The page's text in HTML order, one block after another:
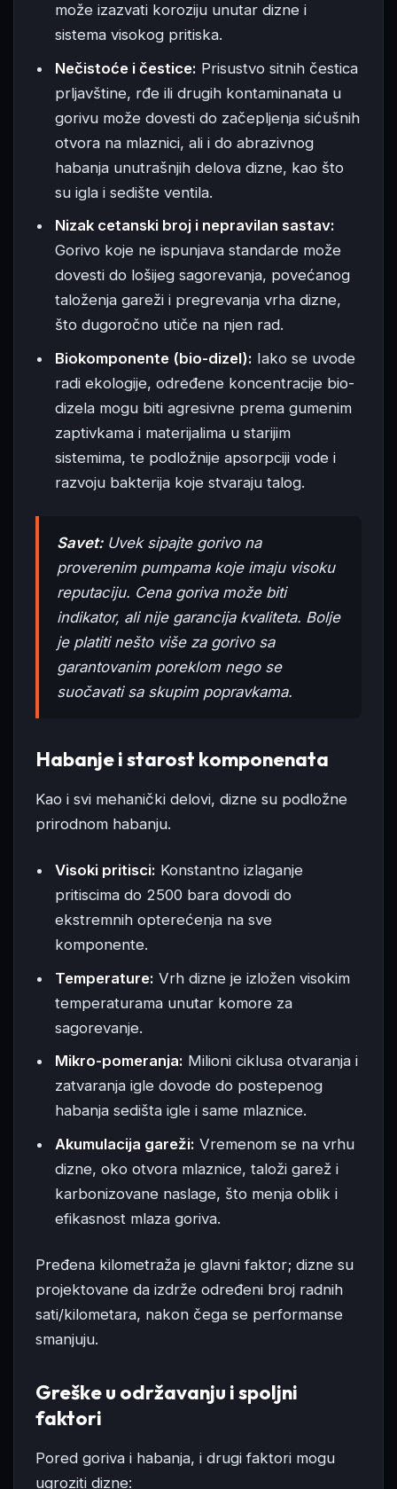
može izazvati koroziju unutar dizne i
sistema visokog pritiska.
Nečistoće i čestice: Prisustvo sitnih čestica
prljavštine, rđe ili drugih kontaminanata u
gorivu može dovesti do začepljenja sićušnih
otvora na mlaznici, ali i do abrazivnog
habanja unutrašnjih delova dizne, kao što
su igla i sedište ventila.
Nizak cetanski broj i nepravilan sastav:
Gorivo koje ne ispunjava standarde može
dovesti do lošijeg sagorevanja, povećanog
taloženja gareži i pregrevanja vrha dizne,
što dugoročno utiče na njen rad.
Biokomponente (bio-dizel): Iako se uvode
radi ekologije, određene koncentracije bio-
dizela mogu biti agresivne prema gumenim
zaptivkama i materijalima u starijim
sistemima, te podložnije apsorpciji vode i
razvoju bakterija koje stvaraju talog.
Savet:Uvek sipajte gorivo na
proverenim pumpama koje imaju visoku
reputaciju. Cena goriva može biti
indikator, ali nije garancija kvaliteta. Bolje
je platiti nešto više za gorivo sa
garantovanim poreklom nego se
suočavati sa skupim popravkama.
Habanje i starost komponenata
Kao i svi mehanički delovi, dizne su podložne
prirodnom habanju.
Visoki pritisci: Konstantno izlaganje
pritiscima do 2500 bara dovodi do
ekstremnih opterećenja na sve
komponente.
Temperature: Vrh dizne je izložen visokim
temperaturama unutar komore za
sagorevanje.
Mikro-pomeranja: Milioni ciklusa otvaranja i
zatvaranja igle dovode do postepenog
habanja sedišta igle i same mlaznice.
Akumulacija gareži: Vremenom se na vrhu
dizne, oko otvora mlaznice, taloži garež i
karbonizovane naslage, što menja oblik i
efikasnost mlaza goriva.
Pređena kilometraža je glavni faktor; dizne su
projektovane da izdrže određeni broj radnih
sati/kilometara, nakon čega se performanse
smanjuju.
Greške u održavanju i spoljni
faktori
Pored goriva i habanja, i drugi faktori mogu
ugroziti dizne: